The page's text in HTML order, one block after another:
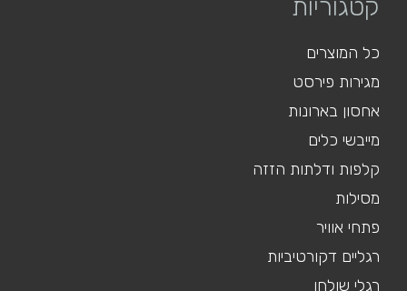
קטגוריות
כל המוצרים
מגירות פירסט
אחסון בארונות
מייבשי כלים
קלפות ודלתות הזזה
מסילות
פתחי אוויר
רגליים דקורטיביות
רגלי שולחן